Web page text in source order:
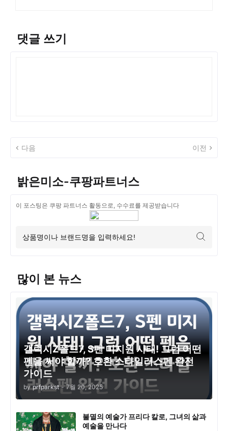
댓글 쓰기
다음 이전
밝은미소-쿠팡파트너스
이 포스팅은 쿠팡 파트너스 활동으로, 수수료를 제공받습니다
많이 본 뉴스
갤럭시Z폴드7, S펜 미지원 사태! 그럼 어떤
펜을 써야 할까? 호환 스타일러스펜 완전
가이드
by prfparkst - 7월 20, 2025
불멸의 예술가 프리다 칼로, 그녀의 삶과
예술을 만나다